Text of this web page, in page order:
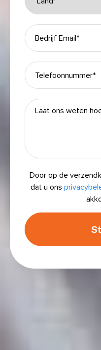
Door op de
dat u ons